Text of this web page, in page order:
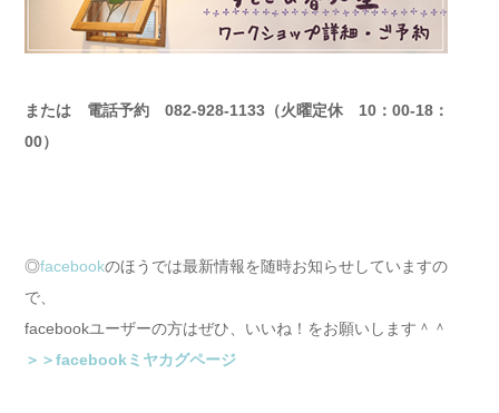
または 電話予約 082-928-1133（火曜定休 10：00-18：
00）
◎facebookのほうでは最新情報を随時お知らせしていますの
で、
facebookユーザーの方はぜひ、いいね！をお願いします＾＾
＞＞facebookミヤカグページ